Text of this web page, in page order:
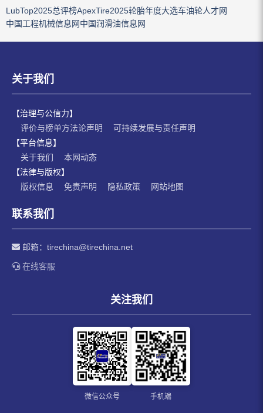
LubTop2025总评榜ApexTire2025轮胎年度大选车油轮人才网
中国工程机械信息网中国润滑油信息网
关于我们
【治理与公信力】
评价与榜单方法论声明
可持续发展与责任声明
【平台信息】
关于我们
本网动态
【法律与版权】
版权信息
免责声明 隐私政策 网站地图
联系我们
邮箱： tirechina@tirechina.net
在线客服
关注我们
微信公众号 手机端